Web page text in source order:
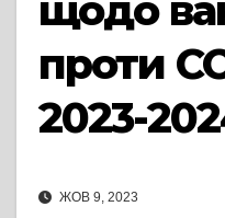
щодо
проти
2023-
ЖОВ 9, 2023